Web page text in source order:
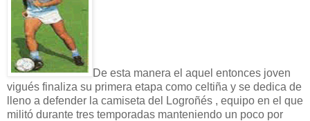
De esta manera el aquel entonces joven
vigués finaliza su primera etapa como celtiña y se dedica de
lleno a defender la camiseta del Logroñés , equipo en el que
militó durante tres temporadas manteniendo un poco por